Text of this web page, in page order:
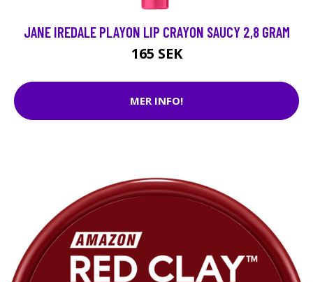
JANE IREDALE PLAYON LIP CRAYON SAUCY 2,8 GRAM
165 SEK
MER INFO!